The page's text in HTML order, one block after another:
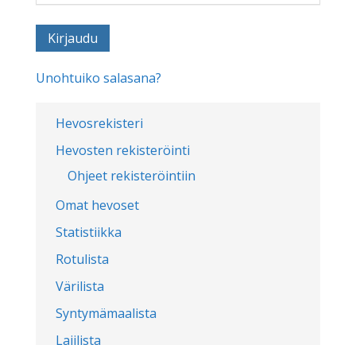
Hevosrekisteri
Hevosten rekisteröinti
Ohjeet rekisteröintiin
Omat hevoset
Statistiikka
Rotulista
Värilista
Syntymämaalista
Lajilista
Unohtuiko salasana?